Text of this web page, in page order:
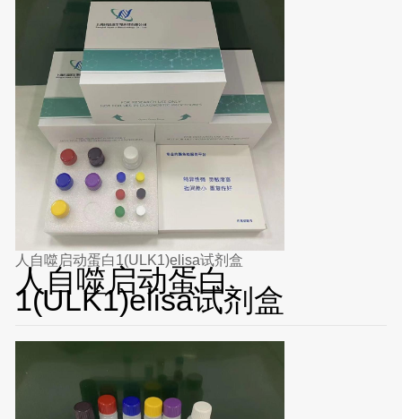
人自噬启动蛋白1(ULK1)elisa试剂盒
人自噬启动蛋白
1(ULK1)elisa试剂盒